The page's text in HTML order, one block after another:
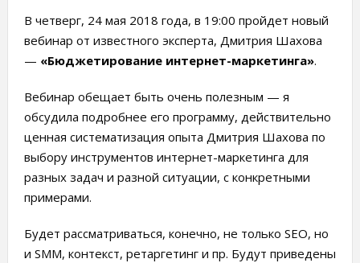
В четверг, 24 мая 2018 года, в 19:00 пройдет новый
вебинар от известного эксперта, Дмитрия Шахова
— «Бюджетирование интернет-маркетинга».
Вебинар обещает быть очень полезным — я
обсудила подробнее его программу, действительно
ценная систематизация опыта Дмитрия Шахова по
выбору инструментов интернет-маркетинга для
разных задач и разной ситуации, с конкретными
примерами.
Будет рассматриваться, конечно, не только SEO, но
и SMM, контекст, ретаргетинг и пр. Будут приведены